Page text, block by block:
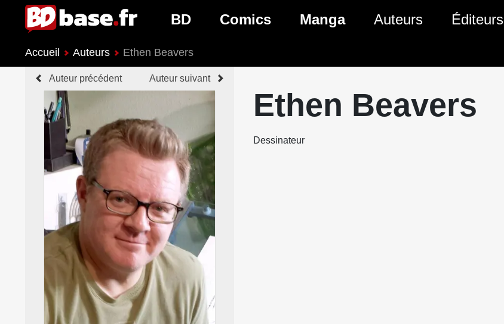
BD
Nouveautés BD
Prochaines sorties BD
Comics
Genres Comics
Manga
Genres Manga
Auteurs Éditeurs
Accueil Auteurs Ethen Beavers
Auteur précédent Auteur suivant
Ethen Beavers
Dessinateur